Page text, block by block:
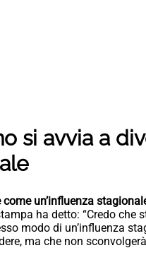
si avvia a
un’influenza
ha detto: “Credo che
modo di un’influenza
ma che non